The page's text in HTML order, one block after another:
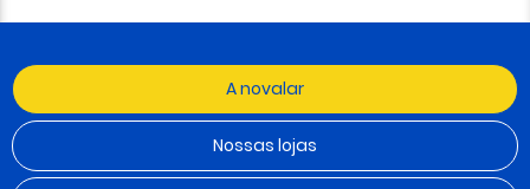
A novalar
Nossas lojas